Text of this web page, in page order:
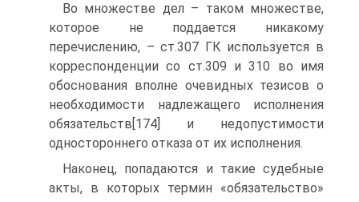
Во множестве дел – таком множестве,
которое не поддается никакому
перечислению, – ст.307 ГК используется в
корреспонденции со ст.309 и 310 во имя
обоснования вполне очевидных тезисов о
необходимости надлежащего исполнения
обязательств[174] и недопустимости
одностороннего отказа от их исполнения.
Наконец, попадаются и такие судебные
акты, в которых термин «обязательство»